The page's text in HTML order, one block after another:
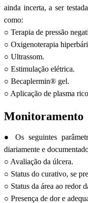
ainda incerta, a ser
como:
○ Terapia de pressão
○ Oxigenoterapia
○ Ultrassom.
○ Estimulação elétrica.
○ Becaplermin® gel.
○ Aplicação de plasma
Monitoramento
● Os seguintes
diariamente e
○ Avaliação da úlcera.
○ Status do curativo, se
○ Status da área ao redor
○ Presença de dor e